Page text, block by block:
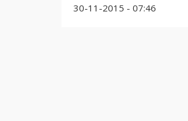
30-11-2015 - 07:46